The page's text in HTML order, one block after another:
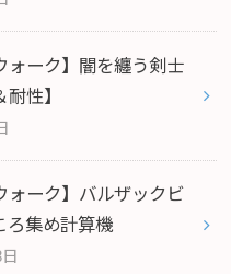
ォーク】闇を纏う剣士
性】
ォーク】バルザックビ
ろ集め計算機